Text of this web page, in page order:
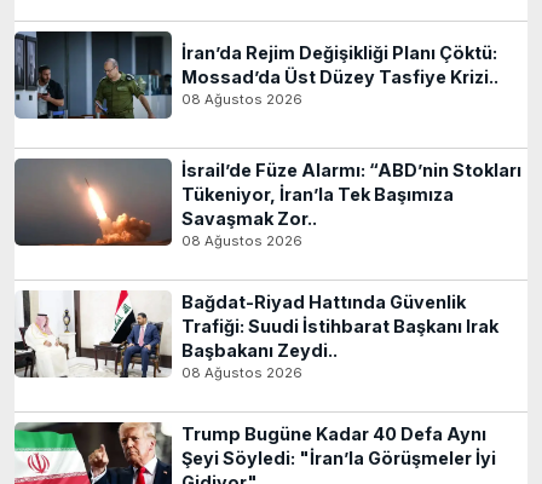
İran’da Rejim Değişikliği Planı Çöktü:
Mossad’da Üst Düzey Tasfiye Krizi..
08 Ağustos 2026
İsrail’de Füze Alarmı: “ABD’nin Stokları
Tükeniyor, İran’la Tek Başımıza
Savaşmak Zor..
08 Ağustos 2026
Bağdat-Riyad Hattında Güvenlik
Trafiği: Suudi İstihbarat Başkanı Irak
Başbakanı Zeydi..
08 Ağustos 2026
Trump Bugüne Kadar 40 Defa Aynı
Şeyi Söyledi: "İran’la Görüşmeler İyi